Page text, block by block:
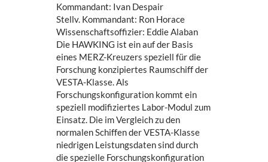
Kommandant: Ivan Despair
Stellv. Kommandant: Ron Horace
Wissenschaftsoffizier: Eddie Alaban
Die HAWKING ist ein auf der Basis
eines MERZ-Kreuzers speziell für die
Forschung konzipiertes Raumschiff der
VESTA-Klasse. Als
Forschungskonfiguration kommt ein
speziell modifiziertes Labor-Modul zum
Einsatz. Die im Vergleich zu den
normalen Schiffen der VESTA-Klasse
niedrigen Leistungsdaten sind durch
die spezielle Forschungskonfiguration